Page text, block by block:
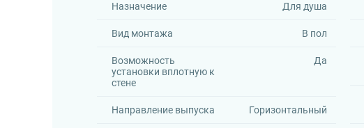
Назначение Для душа
Вид монтажа В пол
Возможность
установки вплотную к
стене
Да
Направление выпуска Горизонтальный